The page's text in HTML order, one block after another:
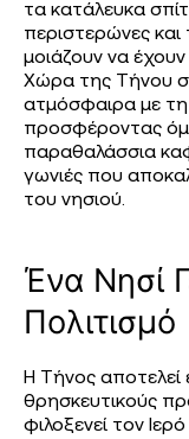
τα κατάλευκα
περιστερώνες
μοιάζουν να
Χώρα της Τήνου
ατμόσφαιρα με
προσφέροντας
παραθαλάσσια
γωνιές που
του νησιού.
Ένα Νησί
Πολιτισμό
Η Τήνος
θρησκευτικούς
φιλοξενεί τον